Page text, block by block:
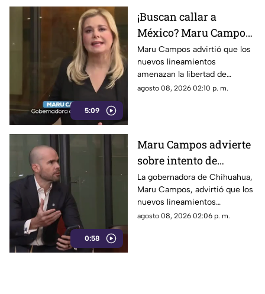
5:09
¡Buscan callar a
México? Maru Campos
rechaza regulaciones
que amenazan la
libertad de expresión y
sancionan a la prensa
Maru Campos advirtió que los
nuevos lineamientos
amenazan la libertad de
expresión al permitir al poder
agosto 08, 2026 02:10 p. m.
0:58
Maru Campos advierte
sobre intento de
censura del Gobierno
Federal bajo la nueva
ley que controla a los
medios
La gobernadora de Chihuahua,
Maru Campos, advirtió que los
nuevos lineamientos
impulsados por el Gobierno
agosto 08, 2026 02:06 p. m.